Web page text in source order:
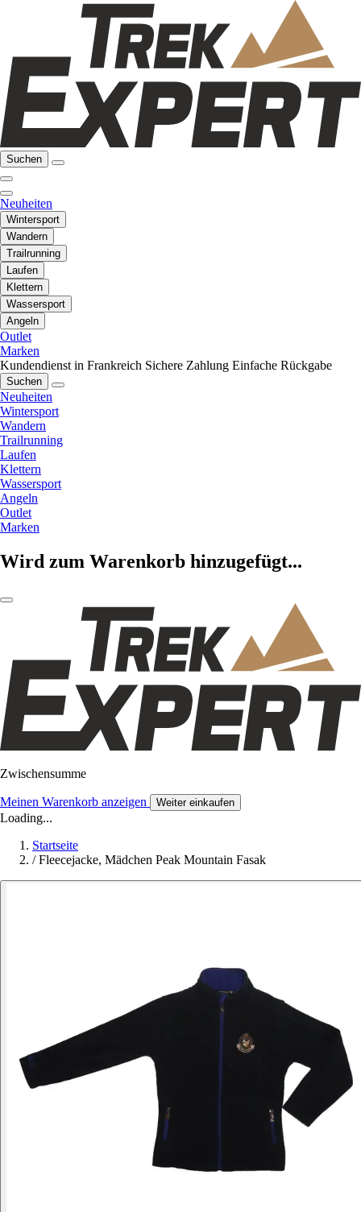
Suchen
Neuheiten
Wintersport
Wandern
Trailrunning
Laufen
Klettern
Wassersport
Angeln
Outlet
Marken
Kundendienst in Frankreich Sichere Zahlung Einfache Rückgabe
Suchen
Neuheiten
Wintersport
Wandern
Trailrunning
Laufen
Klettern
Wassersport
Angeln
Outlet
Marken
Wird zum Warenkorb hinzugefügt...
Zwischensumme
Meinen Warenkorb anzeigen Weiter einkaufen
Loading...
Startseite
/ Fleecejacke, Mädchen Peak Mountain Fasak